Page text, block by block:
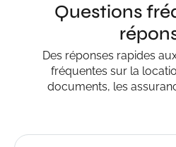
Questions
Des réponses rapides
fréquentes sur la
documents, les